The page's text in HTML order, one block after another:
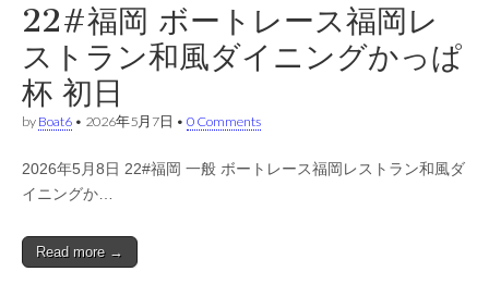
22#福岡 ボートレース福岡レ
ストラン和風ダイニングかっぱ
杯 初日
by Boat6 • 2026年5月7日 • 0 Comments
2026年5月8日 22#福岡 一般 ボートレース福岡レストラン和風ダ
イニングか…
Read more →